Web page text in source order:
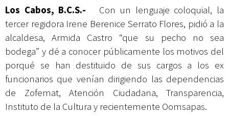
Los Cabos, B.C.S.- Con un lenguaje coloquial, la
tercer regidora Irene Berenice Serrato Flores, pidió a la
alcaldesa, Armida Castro “que su pecho no sea
bodega” y dé a conocer públicamente los motivos del
porqué se han destituido de sus cargos a los ex
funcionarios que venían dirigiendo las dependencias
de Zofemat, Atención Ciudadana, Transparencia,
Instituto de la Cultura y recientemente Oomsapas.